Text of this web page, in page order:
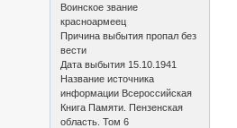
Воинское звание
красноармеец
Причина выбытия пропал без
вести
Дата выбытия 15.10.1941
Название источника
информации Всероссийская
Книга Памяти. Пензенская
область. Том 6